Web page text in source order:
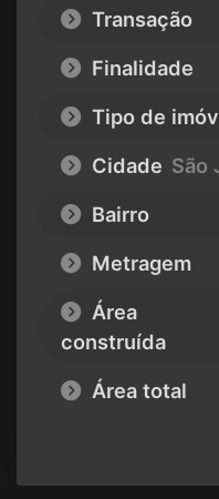
Transação
Finalidade
Tipo de
Cidade São
Bairro
Metragem
Área
construída
Área total